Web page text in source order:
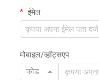
ईमेल
मोबाइल/व्हॉट्सएप
कोड